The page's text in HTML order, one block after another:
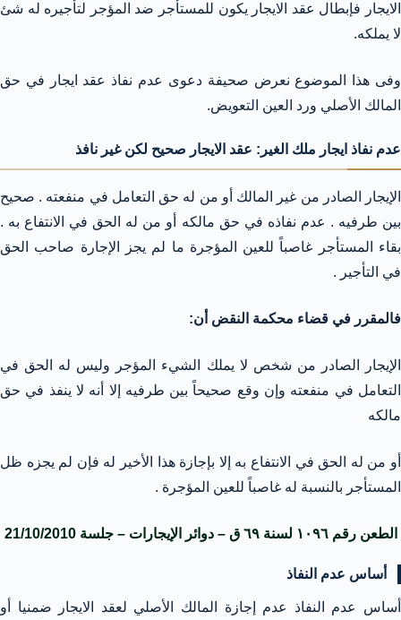
الايجار فإبطال عقد الايجار يكون للمستأجر ضد المؤجر لتأجيره له شئ
لا يملكه.
وفى هذا الموضوع نعرض صحيفة دعوى عدم نفاذ عقد ايجار في حق
المالك الأصلي ورد العين التعويض.
عدم نفاذ ايجار ملك الغير: عقد الايجار صحيح لكن غير نافذ
الإيجار الصادر من غير المالك أو من له حق التعامل في منفعته . صحيح
بين طرفيه . عدم نفاذه في حق مالكه أو من له الحق في الانتفاع به .
بقاء المستأجر غاصباً للعين المؤجرة ما لم يجز الإجارة صاحب الحق
في التأجير .
فالمقرر في قضاء محكمة النقض أن:
الإيجار الصادر من شخص لا يملك الشيء المؤجر وليس له الحق في
التعامل في منفعته وإن وقع صحيحاً بين طرفيه إلا أنه لا ينفذ في حق
مالكه
أو من له الحق في الانتفاع به إلا بإجازة هذا الأخير له فإن لم يجزه ظل
المستأجر بالنسبة له غاصباً للعين المؤجرة .
الطعن رقم ١٠٩٦ لسنة ٦٩ ق – دوائر الإيجارات – جلسة 21/10/2010
أساس عدم النفاذ
أساس عدم النفاذ عدم إجازة المالك الأصلي لعقد الايجار ضمنيا أو